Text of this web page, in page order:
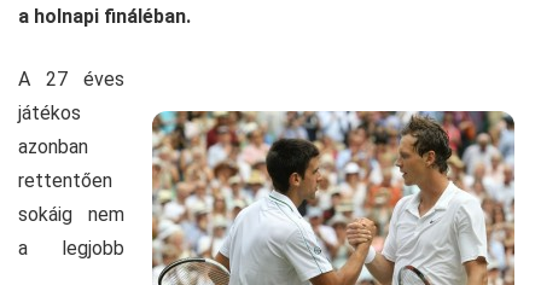
a holnapi fináléban.
A 27 éves
játékos
azonban
rettentően
sokáig nem
a legjobb